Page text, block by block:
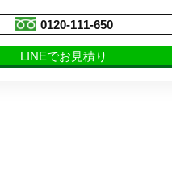
0120-111-650
LINEでお見積り